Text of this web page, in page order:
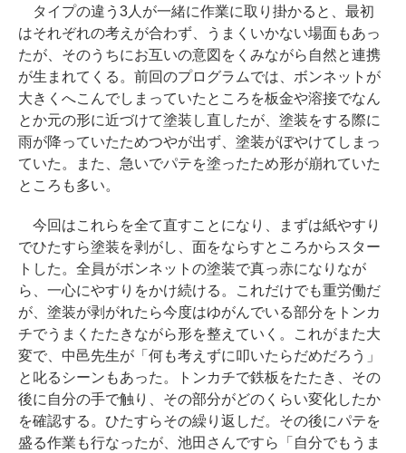
タイプの違う3人が一緒に作業に取り掛かると、最初
はそれぞれの考えが合わず、うまくいかない場面もあっ
たが、そのうちにお互いの意図をくみながら自然と連携
が生まれてくる。前回のプログラムでは、ボンネットが
大きくへこんでしまっていたところを板金や溶接でなん
とか元の形に近づけて塗装し直したが、塗装をする際に
雨が降っていたためつやが出ず、塗装がぼやけてしまっ
ていた。また、急いでパテを塗ったため形が崩れていた
ところも多い。
今回はこれらを全て直すことになり、まずは紙やすり
でひたすら塗装を剥がし、面をならすところからスター
トした。全員がボンネットの塗装で真っ赤になりなが
ら、一心にやすりをかけ続ける。これだけでも重労働だ
が、塗装が剥がれたら今度はゆがんでいる部分をトンカ
チでうまくたたきながら形を整えていく。これがまた大
変で、中邑先生が「何も考えずに叩いたらだめだろう」
と叱るシーンもあった。トンカチで鉄板をたたき、その
後に自分の手で触り、その部分がどのくらい変化したか
を確認する。ひたすらその繰り返しだ。その後にパテを
盛る作業も行なったが、池田さんですら「自分でもうま